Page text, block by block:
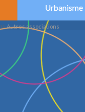
Urbanisme
››Autres associations